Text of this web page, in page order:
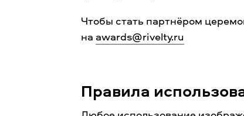
Чтобы стать партнёром
на awards@rivelty.ru
Правила